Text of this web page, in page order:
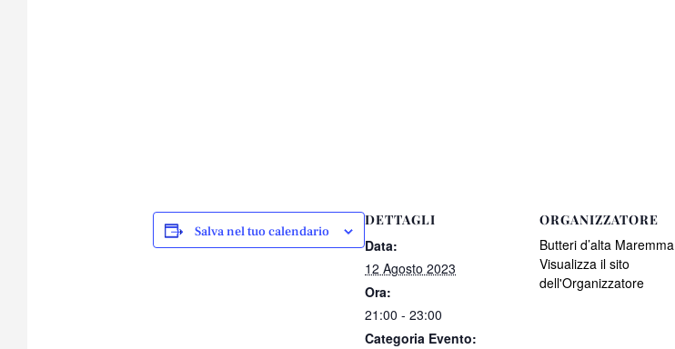
Salva nel tuo calendario
DETTAGLI
Data:
12 Agosto 2023
Ora:
21:00 - 23:00
Categoria Evento:
ORGANIZZATORE
Butteri d’alta Maremma
Visualizza il sito
dell'Organizzatore